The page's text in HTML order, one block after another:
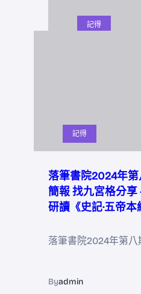
記得
記得
落筆書院2024年
簡報 找九宮格分
研讀《史記·五帝本
落筆書院2024年第
Byadmin